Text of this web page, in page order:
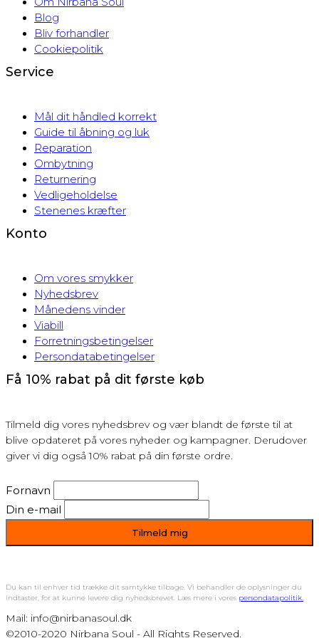
Blog
Bliv forhandler
Cookiepolitik
Service
Mål dit håndled korrekt
Guide til åbning og luk
Reparation
Ombytning
Returnering
Vedligeholdelse
Stenenes kræfter
Konto
Om vores smykker
Nyhedsbrev
Månedens vinder
Viabill
Forretningsbetingelser
Persondatabetingelser
Få 10% rabat på dit første køb
Tilmeld dig vores nyhedsbrev og vær blandt de første til at
blive opdateret på vores nyheder og kampagner. Derudover
giver vi dig også 10% rabat på din første ordre.
Fornavn
Din e-mail
Du kan til enhver tid trække dit samtykke tilbage. Vi behandler de oplysninger du
indtaster, for at kunne levere dig nyhedsbrevet. Læs mere i vores persondatapolitik.
Mail: info@nirbanasoul.dk
©2010-2020 Nirbana Soul - All Rights Reserved.